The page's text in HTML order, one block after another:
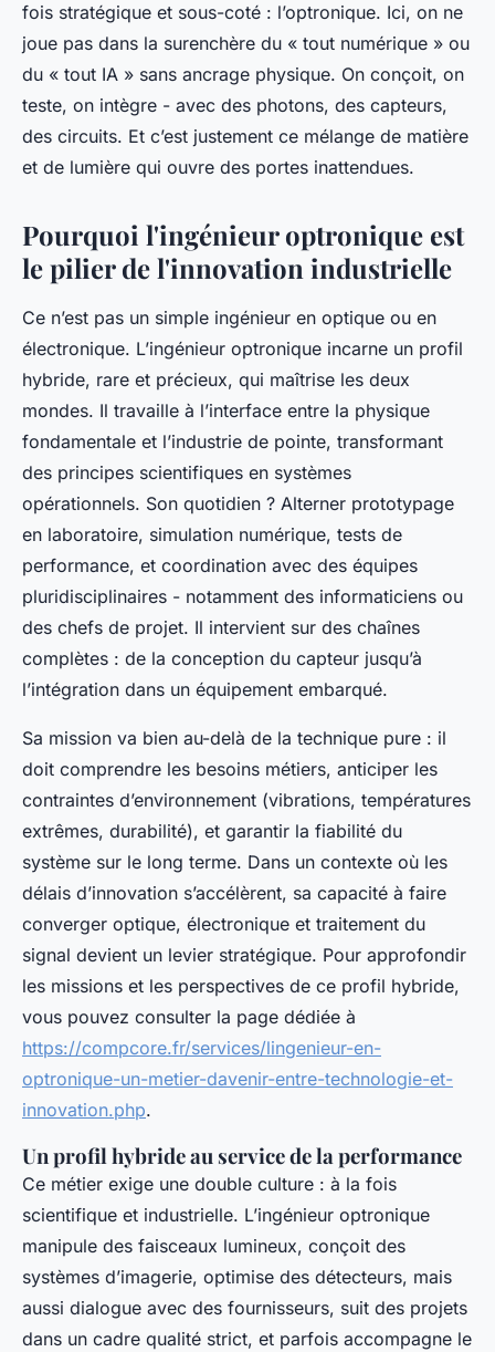
fois stratégique et sous-coté : l’optronique. Ici, on ne
joue pas dans la surenchère du « tout numérique » ou
du « tout IA » sans ancrage physique. On conçoit, on
teste, on intègre - avec des photons, des capteurs,
des circuits. Et c’est justement ce mélange de matière
et de lumière qui ouvre des portes inattendues.
Pourquoi l'ingénieur optronique est
le pilier de l'innovation industrielle
Ce n’est pas un simple ingénieur en optique ou en
électronique. L’ingénieur optronique incarne un profil
hybride, rare et précieux, qui maîtrise les deux
mondes. Il travaille à l’interface entre la physique
fondamentale et l’industrie de pointe, transformant
des principes scientifiques en systèmes
opérationnels. Son quotidien ? Alterner prototypage
en laboratoire, simulation numérique, tests de
performance, et coordination avec des équipes
pluridisciplinaires - notamment des informaticiens ou
des chefs de projet. Il intervient sur des chaînes
complètes : de la conception du capteur jusqu’à
l’intégration dans un équipement embarqué.
Sa mission va bien au-delà de la technique pure : il
doit comprendre les besoins métiers, anticiper les
contraintes d’environnement (vibrations, températures
extrêmes, durabilité), et garantir la fiabilité du
système sur le long terme. Dans un contexte où les
délais d’innovation s’accélèrent, sa capacité à faire
converger optique, électronique et traitement du
signal devient un levier stratégique. Pour approfondir
les missions et les perspectives de ce profil hybride,
vous pouvez consulter la page dédiée à
https://compcore.fr/services/lingenieur-en-
optronique-un-metier-davenir-entre-technologie-et-
innovation.php.
Un profil hybride au service de la performance
Ce métier exige une double culture : à la fois
scientifique et industrielle. L’ingénieur optronique
manipule des faisceaux lumineux, conçoit des
systèmes d’imagerie, optimise des détecteurs, mais
aussi dialogue avec des fournisseurs, suit des projets
dans un cadre qualité strict, et parfois accompagne le